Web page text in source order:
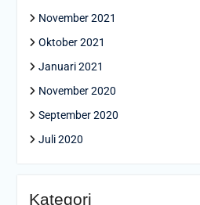
November 2021
Oktober 2021
Januari 2021
November 2020
September 2020
Juli 2020
Kategori